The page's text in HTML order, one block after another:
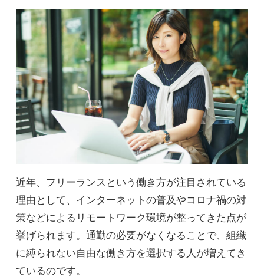
近年、フリーランスという働き方が注目されている
理由として、インターネットの普及やコロナ禍の対
策などによるリモートワーク環境が整ってきた点が
挙げられます。通勤の必要がなくなることで、組織
に縛られない自由な働き方を選択する人が増えてき
ているのです。